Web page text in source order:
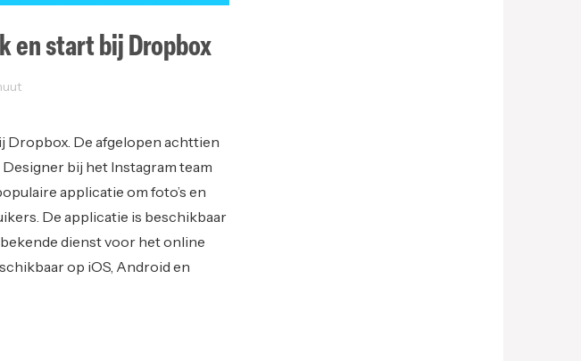
en start bij Dropbox
Dropbox. De afgelopen achttien
bij het Instagram team
applicatie om foto’s en
De applicatie is beschikbaar
dienst voor het online
op iOS, Android en